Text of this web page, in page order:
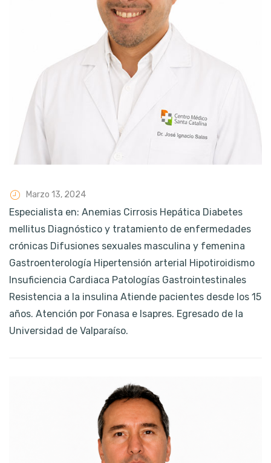
Marzo 13, 2024
Especialista en: Anemias Cirrosis Hepática Diabetes
mellitus Diagnóstico y tratamiento de enfermedades
crónicas Difusiones sexuales masculina y femenina
Gastroenterología Hipertensión arterial Hipotiroidismo
Insuficiencia Cardiaca Patologías Gastrointestinales
Resistencia a la insulina Atiende pacientes desde los 15
años. Atención por Fonasa e Isapres. Egresado de la
Universidad de Valparaíso.